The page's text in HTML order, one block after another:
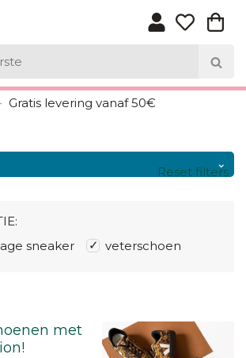
Gratis levering vanaf 50€
met
sneaker veterschoen
Reset filters